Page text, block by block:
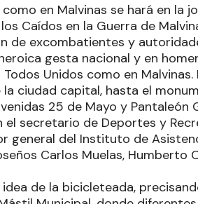
en Malvinas se hará en la
Caídos en la Guerra de
de excombatientes y
gesta nacional y en
Unidos como en Malvinas.
ciudad capital, hasta el
25 de Mayo y Pantaleón
secretario de Deportes y
general del Instituto de
Carlos Muelas, Humberto
de la bicicleteada,